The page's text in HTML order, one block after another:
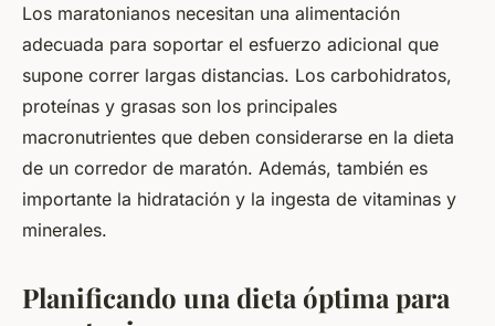
Los maratonianos necesitan una alimentación
adecuada para soportar el esfuerzo adicional que
supone correr largas distancias. Los carbohidratos,
proteínas y grasas son los principales
macronutrientes que deben considerarse en la dieta
de un corredor de maratón. Además, también es
importante la hidratación y la ingesta de vitaminas y
minerales.
Planificando una dieta óptima para